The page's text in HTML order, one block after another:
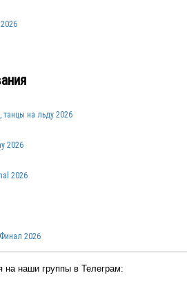
танцы на льду 2026
2026
2026
2026
на наши группы в Телеграм: